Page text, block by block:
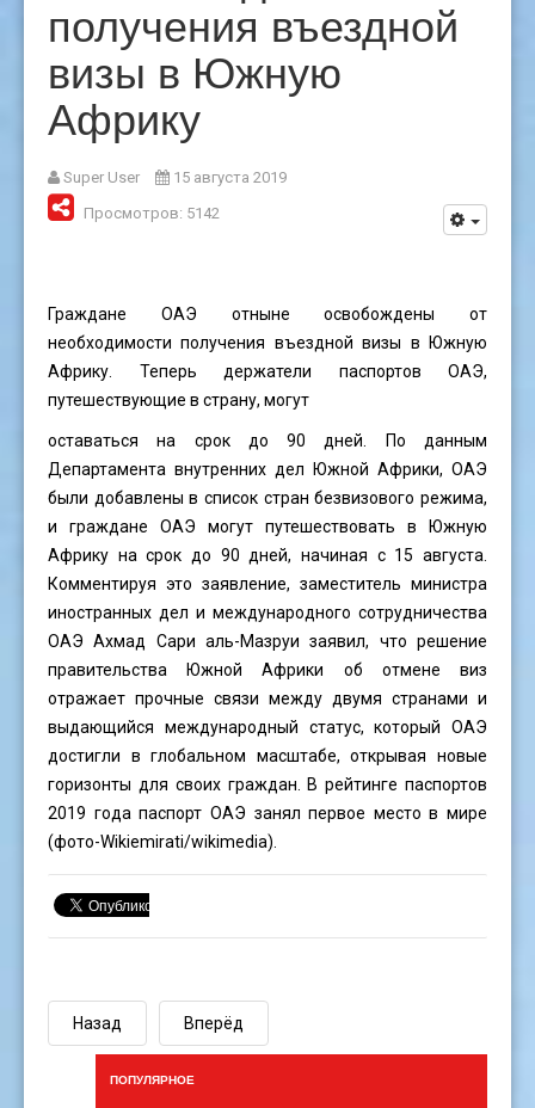
получения въездной
визы в Южную
Африку
Super User
15 августа 2019
Просмотров: 5142
Граждане ОАЭ отныне освобождены от
необходимости получения въездной визы в Южную
Африку. Теперь держатели паспортов ОАЭ,
путешествующие в страну, могут
оставаться на срок до 90 дней. По данным
Департамента внутренних дел Южной Африки, ОАЭ
были добавлены в список стран безвизового режима,
и граждане ОАЭ могут путешествовать в Южную
Африку на срок до 90 дней, начиная с 15 августа.
Комментируя это заявление, заместитель министра
иностранных дел и международного сотрудничества
ОАЭ Ахмад Сари аль-Мазруи заявил, что решение
правительства Южной Африки об отмене виз
отражает прочные связи между двумя странами и
выдающийся международный статус, который ОАЭ
достигли в глобальном масштабе, открывая новые
горизонты для своих граждан. В рейтинге паспортов
2019 года паспорт ОАЭ занял первое место в мире
(фото-Wikiemirati/wikimedia).
Назад Вперёд
ПОПУЛЯРНОЕ